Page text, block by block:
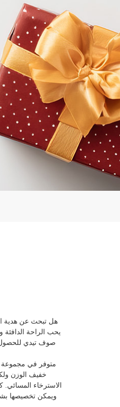
هل تبحث عن هدية
يحب الراحة
صوف تيدي
متوفر في مجموعة
خفيف الوزن
الاسترخاء المسائي.
ويمكن تخصيصها